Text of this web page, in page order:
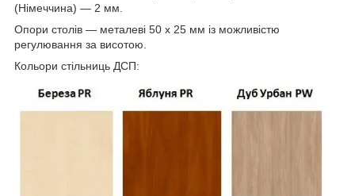
(Німеччина) — 2 мм.
Опори столів — металеві 50 х 25 мм із можливістю
регулювання за висотою.
Кольори стільниць ДСП: